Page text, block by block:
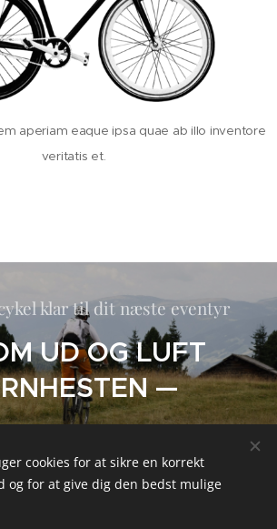
aperiam eaque ipsa quae ab illo inventore
veritatis et.
klar til dit næste eventyr
UD OG LUFT
—
cookies for at sikre en korrekt
og for at give dig den bedst mulige